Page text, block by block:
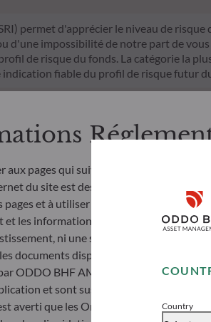
Country
Disclaimer
Accept
permet d'apprécier le niveau de
d'une impossibilité de notre part de
de risque du fonds. La catégorie la
fiable du profil de risque futur
d’informations en matière de
plus comparable et
des décisions d'investissement
intégrant des critères ESG
durable strict qui
externe de données ESG de la
aux pages qui suivent, merci de bien
du site est destinée aux résidents
pages et à utiliser et consulter les
et les informations qu’il présente a été
ni une sollicitation en vue de
documents disponibles sur le site
ODDO BHF AM à tout moment sans
et sont susceptibles d’évoluer
averti que les Organismes de